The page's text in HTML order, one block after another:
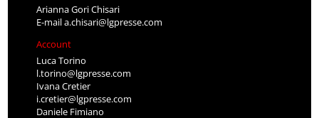
Arianna Gori Chisari
E-maila.chisari@lgpresse.com
Account
Luca Torino
l.torino@lgpresse.com
Ivana Cretier
i.cretier@lgpresse.com
Daniele Fimiano